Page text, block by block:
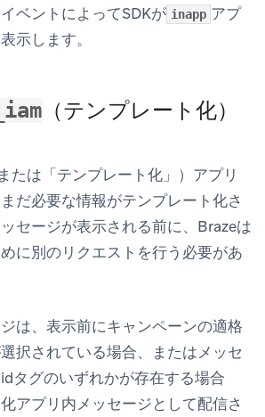
ベントによってSDKが inapp アプ
示します。
（テンプレート化）
または「テンプレート化」）アプリ
だ必要な情報がテンプレート化さ
セージが表示される前に、Brazeは
に別のリクエストを行う必要があ
は、 表示前にキャンペーンの適格
択されている場合、またはメッセ
タグのいずれかが存在する場合
アプリ内メッセージとして配信さ